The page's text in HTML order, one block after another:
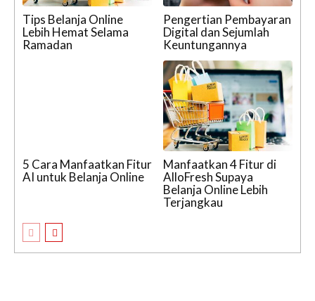
Tips Belanja Online
Lebih Hemat Selama
Ramadan
Pengertian Pembayaran
Digital dan Sejumlah
Keuntungannya
5 Cara Manfaatkan Fitur
AI untuk Belanja Online
Manfaatkan 4 Fitur di
AlloFresh Supaya
Belanja Online Lebih
Terjangkau